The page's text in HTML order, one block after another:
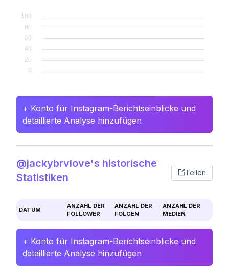
+ Konto für Instagram-Berichtseinblicke und
detaillierte Analyse hinzufügen
@jackybrvlove's historische
Statistiken
Teilen
DATUM
ANZAHL DER
FOLLOWER
ANZAHL DER
FOLGEN
ANZAHL DER
MEDIEN
+ Konto für Instagram-Berichtseinblicke und
detaillierte Analyse hinzufügen